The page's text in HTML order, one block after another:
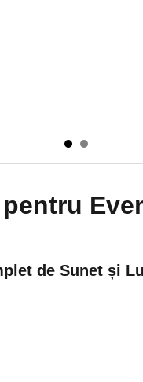
de Sunet și